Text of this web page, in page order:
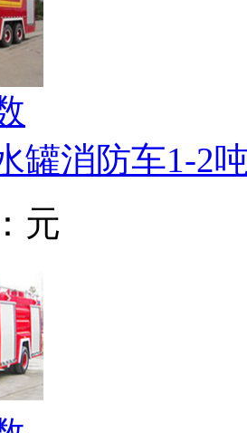
罐消防车1-2
元